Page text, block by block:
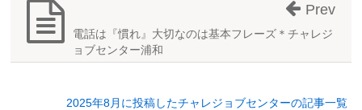
電話は『慣れ』大切なのは基本フレーズ＊チャレジ
ョブセンター浦和
Prev
2025年8月に投稿したチャレジョブセンターの記事一覧